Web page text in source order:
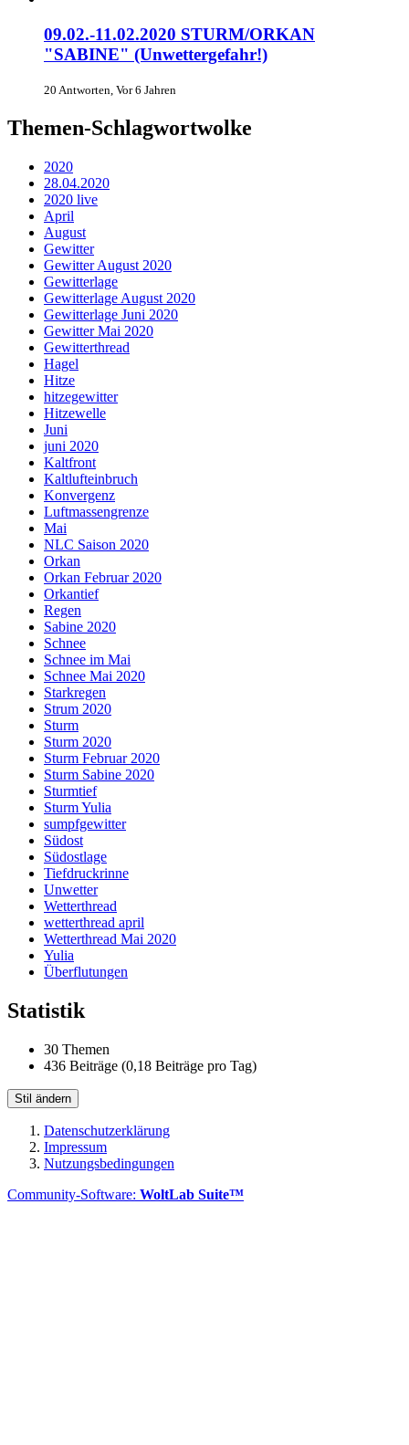
09.02.-11.02.2020 STURM/ORKAN
"SABINE" (Unwettergefahr!)
20 Antworten, Vor 6 Jahren
Themen-Schlagwortwolke
2020
28.04.2020
2020 live
April
August
Gewitter
Gewitter August 2020
Gewitterlage
Gewitterlage August 2020
Gewitterlage Juni 2020
Gewitter Mai 2020
Gewitterthread
Hagel
Hitze
hitzegewitter
Hitzewelle
Juni
juni 2020
Kaltfront
Kaltlufteinbruch
Konvergenz
Luftmassengrenze
Mai
NLC Saison 2020
Orkan
Orkan Februar 2020
Orkantief
Regen
Sabine 2020
Schnee
Schnee im Mai
Schnee Mai 2020
Starkregen
Strum 2020
Sturm
Sturm 2020
Sturm Februar 2020
Sturm Sabine 2020
Sturmtief
Sturm Yulia
sumpfgewitter
Südost
Südostlage
Tiefdruckrinne
Unwetter
Wetterthread
wetterthread april
Wetterthread Mai 2020
Yulia
Überflutungen
Statistik
30 Themen
436 Beiträge (0,18 Beiträge pro Tag)
Stil ändern
Datenschutzerklärung
Impressum
Nutzungsbedingungen
Community-Software: WoltLab Suite™